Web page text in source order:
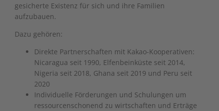
gesicherte Existenz für sich und ihre Familien
aufzubauen.
Dazu gehören:
Direkte Partnerschaften mit Kakao-Kooperativen:
Nicaragua seit 1990, Elfenbeinküste seit 2014,
Nigeria seit 2018, Ghana seit 2019 und Peru seit
2020
Individuelle Förderungen und Schulungen um
ressourcenschonend zu wirtschaften und Erträge